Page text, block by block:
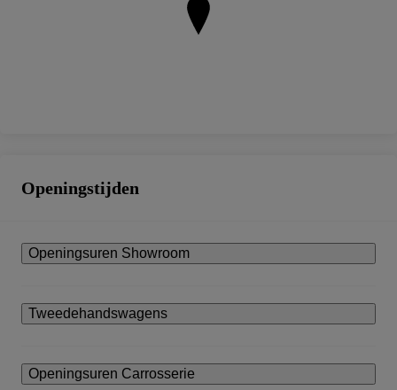
Openingstijden
Openingsuren Showroom
Tweedehandswagens
Openingsuren Carrosserie